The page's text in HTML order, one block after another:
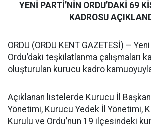
YENİ PARTİ’NİN ORDU’DAKİ 69
KADROSU
ORDU (ORDU KENT GAZETESİ) –
Ordu’daki teşkilatlanma çalışmaları
oluşturulan kurucu kadro kamuoyuyla
Açıklanan listelerde Kurucu İl
Yönetimi, Kurucu Yedek İl Yönetimi,
Kurulu ve Ordu’nun 19 ilçesindeki